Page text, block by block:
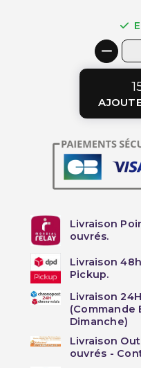
Livraison
ouvrés.
Livraison
Pickup.
Livraison
(Commande
Dimanche)
Livraison
ouvrés -